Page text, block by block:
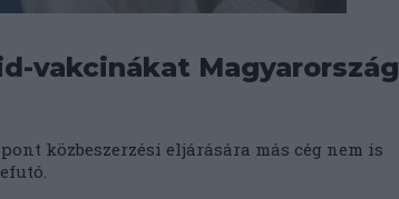
vakcinákat Magyarország
közbeszerzési eljárására más cég nem is